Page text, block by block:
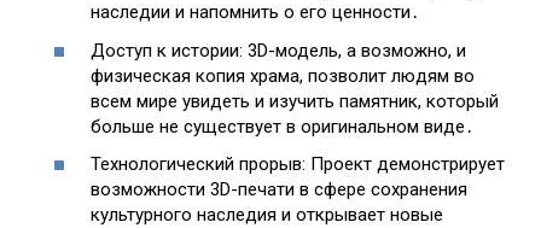
наследии и напомнить о его ценности․
Доступ к истории: 3D-модель, а возможно, и
физическая копия храма, позволит людям во
всем мире увидеть и изучить памятник, который
больше не существует в оригинальном виде․
Технологический прорыв: Проект демонстрирует
возможности 3D-печати в сфере сохранения
культурного наследия и открывает новые